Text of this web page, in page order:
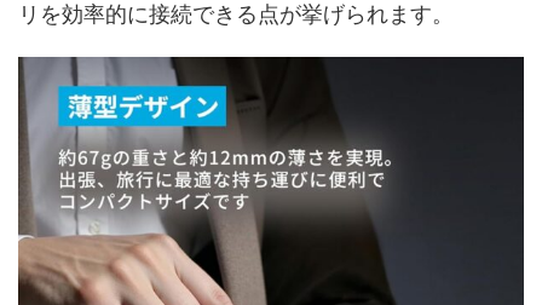
リを効率的に接続できる点が挙げられます。